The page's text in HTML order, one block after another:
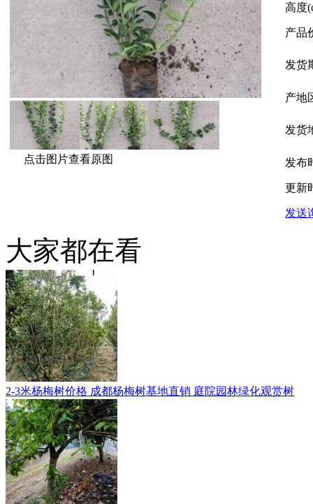
点击图片查看原图
高度
产品
发货
产地
发货
发布
更新
发送
大家都在看
2-3米杨梅树价格 成都杨梅树基地直销 庭院园林绿化观赏树